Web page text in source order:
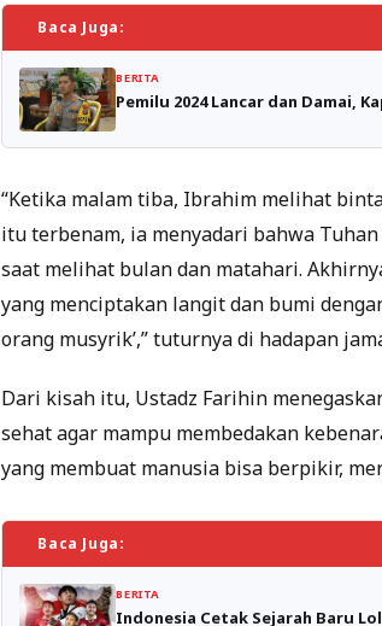
Baca Juga:
BERITA
Pemilu 2024 Lancar dan Damai,
“Ketika malam tiba, Ibrahim melihat
itu terbenam, ia menyadari bahwa
saat melihat bulan dan matahari.
yang menciptakan langit dan bumi
orang musyrik’,” tuturnya di hadapan
Dari kisah itu, Ustadz Farihin
sehat agar mampu membedakan
yang membuat manusia bisa berpikir,
Baca Juga:
BERITA
Indonesia Cetak Sejarah Baru